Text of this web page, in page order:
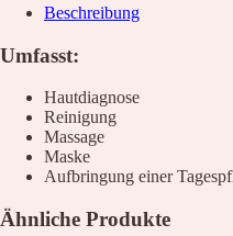
Beschreibung
Umfasst:
Hautdiagnose
Reinigung
Massage
Maske
Aufbringung einer
Ähnliche Produkte